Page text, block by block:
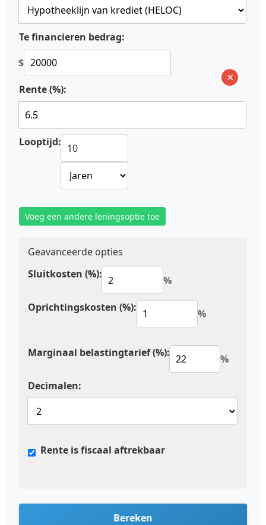
Te financieren bedrag:
$
Rente (%):
Looptijd:
×
Voeg een andere leningsoptie toe
Geavanceerde opties
Sluitkosten (%):
%
Oprichtingskosten (%): %
Marginaal belastingtarief (%): %
Decimalen:
Rente is fiscaal aftrekbaar
Bereken